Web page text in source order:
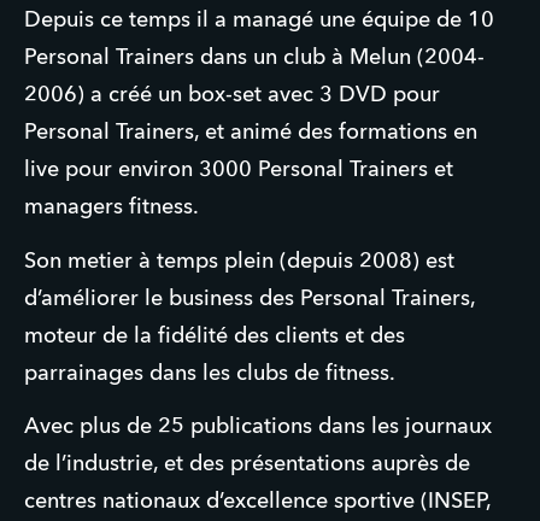
Depuis ce temps il a managé une équipe de 10
Personal Trainers dans un club à Melun (2004-
2006) a créé un box-set avec 3 DVD pour
Personal Trainers, et animé des formations en
live pour environ 3000 Personal Trainers et
managers fitness.
Son metier à temps plein (depuis 2008) est
d’améliorer le business des Personal Trainers,
moteur de la fidélité des clients et des
parrainages dans les clubs de fitness.
Avec plus de 25 publications dans les journaux
de l’industrie, et des présentations auprès de
centres nationaux d’excellence sportive (INSEP,